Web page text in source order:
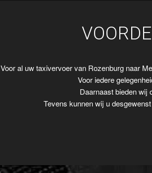
Voor al uw taxivervoer van Rozenburg naar
Voor iedere
Daarnaast bieden wij
Tevens kunnen wij u